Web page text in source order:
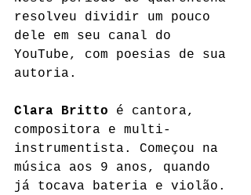
resolveu dividir um pouco
dele em seu canal do
YouTube, com poesias de sua
autoria.
Clara Britto é cantora,
compositora e multi-
instrumentista. Começou na
música aos 9 anos, quando
já tocava bateria e violão.